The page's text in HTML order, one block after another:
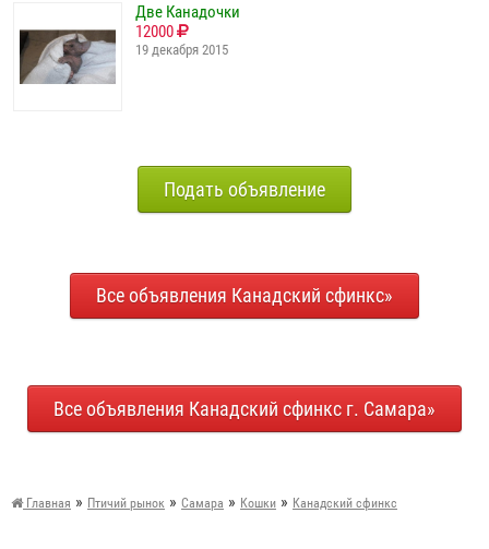
Две Канадочки
12000
19 декабря 2015
Подать объявление
Все объявления Канадский сфинкс»
Все объявления Канадский сфинкс г. Самара»
Главная » Птичий рынок » Самара » Кошки » Канадский сфинкс